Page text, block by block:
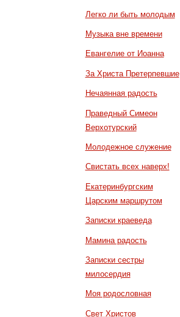
Легко ли быть молодым
Музыка вне времени
Евангелие от Иоанна
За Христа Претерпевшие
Нечаянная радость
Праведный Симеон
Верхотурский
Молодежное служение
Свистать всех наверх!
Екатеринбургским
Царским маршрутом
Записки краеведа
Мамина радость
Записки сестры
милосердия
Моя родословная
Свет Христов